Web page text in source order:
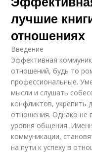
лучшие
отношениях
Введение
Эффективная
отношений, будь то
профессиональные.
мысли и слушать
конфликтов, укрепить
отношения. Однако не
уровня общения.
коммуникации,
на пути к успеху в